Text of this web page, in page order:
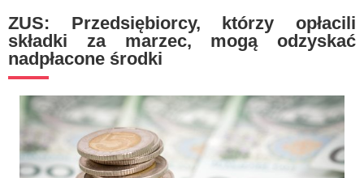
ZUS: Przedsiębiorcy, którzy opłacili
składki za marzec, mogą odzyskać
nadpłacone środki